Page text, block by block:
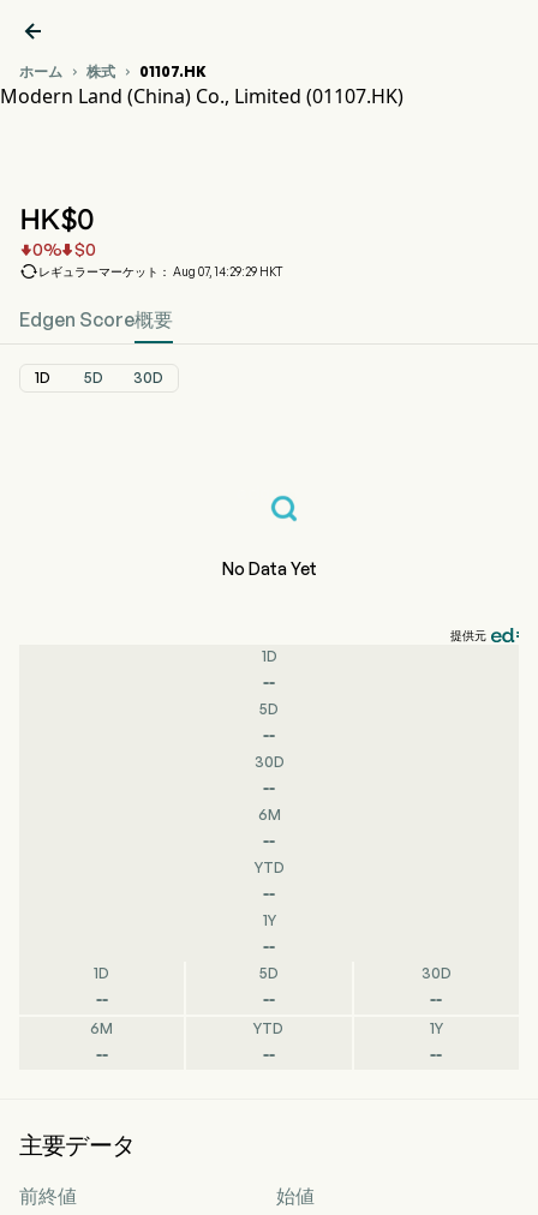

ホーム  株式  01107.HK
Modern Land (China) Co., Limited (01107.HK)
HK$0
0% $0
レギュラーマーケット： Aug 07, 14:29:29 HKT
Edgen Score概要
1D 5D 30D
No Data Yet
提供元
1D
--
5D
--
30D
--
6M
--
YTD
--
1Y
--
1D
--
5D
--
30D
--
6M
--
YTD
--
1Y
--
主要データ
前終値 始値